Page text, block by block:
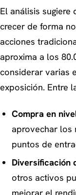
El análisis
crecer de forma
acciones
aproxima a los
considerar varias
exposición. Entre
Compra en
aprovechar los
puntos de
Diversificación
otros activos